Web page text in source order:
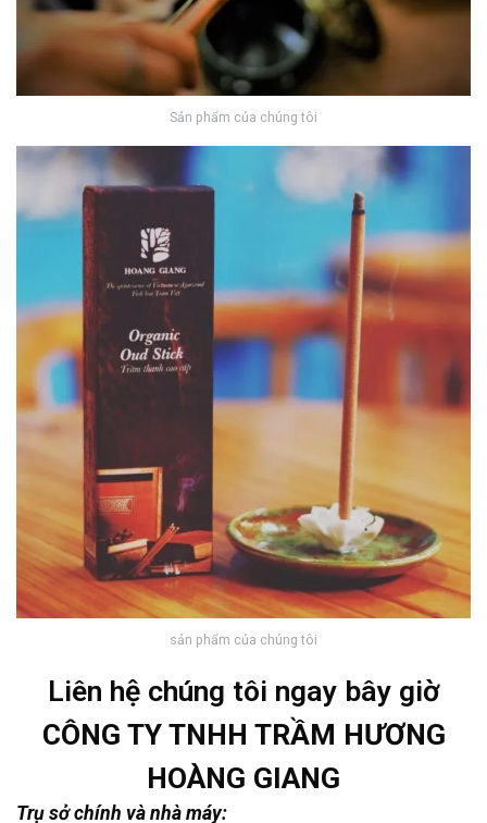
Sản phẩm của chúng tôi
sản phẩm của chúng tôi
Liên hệ chúng tôi ngay bây giờ
CÔNG TY TNHH TRẦM HƯƠNG
HOÀNG GIANG
Trụ sở chính và nhà máy: